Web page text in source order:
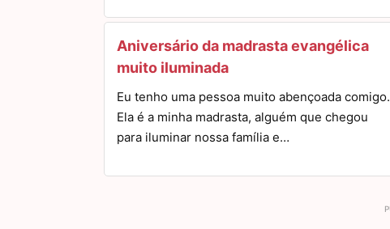
Aniversário da madrasta evangélica
muito iluminada
Eu tenho uma pessoa muito abençoada comigo.
Ela é a minha madrasta, alguém que chegou
para iluminar nossa família e…